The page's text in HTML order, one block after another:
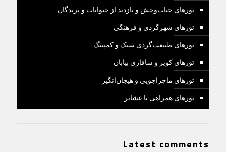
تورهای حیات‌وحش و بازدید از حیوانات و پرندگان
تورهای شهرگردی و فرهنگی
تورهای طبیعت‌گردی سبک و کمپینگ
تورهای کویر و سافاری بیابان
تورهای ماجراجویی و هیجان‌انگیز
تورهای همراهی با عشایر
Latest comments